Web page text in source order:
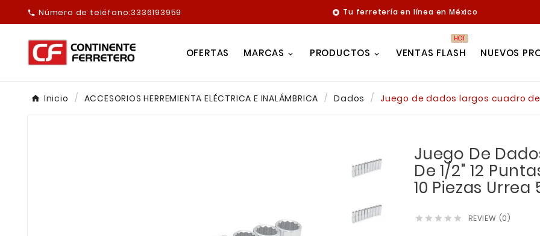
 Número de teléfono:3336193959  Tu ferretería en línea en México
OFERTAS MARCAS PRODUCTOS VENTAS FLASH
HOT
NUEVOS
Inicio ACCESORIOS HERREMIENTA ELÉCTRICA E INALÁMBRICA Dados Juego de dados largos cuadro de
Juego De
De 1/2" 12
10 Piezas Urrea
     REVIEW (0)